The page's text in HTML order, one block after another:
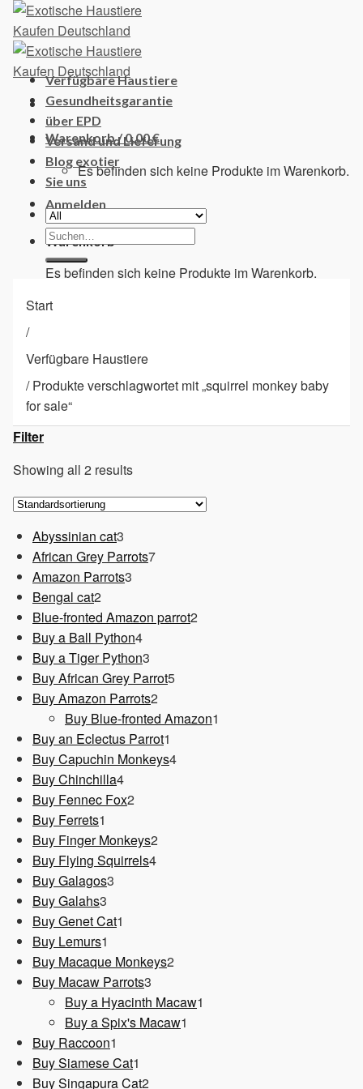
Skip
content
Warenkorb /0,00€
Es befinden sich keine Produkte im Warenkorb.
Anmelden
Warenkorb
Es befinden sich keine Produkte im Warenkorb.
Verfügbare Haustiere
Gesundheitsgarantie
über EPD
Versand und Lieferung
Blog exotier
Sie uns
Suchen
nach:
Start
/
Verfügbare Haustiere
/Produkte verschlagwortet mit „squirrel monkey baby
for sale“
Filter
Showing all 2 results
Abyssinian cat3
Produkte
African Grey Parrots77
Amazon Parrots3
Bengal cat22
Produkte
Blue-fronted Amazon parrot22
Buy a Ball Python44
Produkte
Buy a Tiger Python3
Produkte
Buy African Grey Parrot55
Buy Amazon Parrots22
Produkte
Buy Blue-fronted Amazon1
Buy an Eclectus Parrot1
Produkt
Buy Capuchin Monkeys44
Buy Chinchilla44
Produkte
Buy Fennec Fox22
Buy Ferrets1
Produkt
Buy Finger Monkeys22
Buy Flying Squirrels44
Buy Galagos3
Buy Galahs3
Produkte
Buy Genet Cat1
Buy Lemurs1
Produkt
Buy Macaque Monkeys22
Buy Macaw Parrots3
Produkte
Buy a Hyacinth Macaw1
Buy a Spix's Macaw1
Buy Raccoon1
Produkt
Buy Siamese Cat1
Produkt
Buy Singapura Cat22